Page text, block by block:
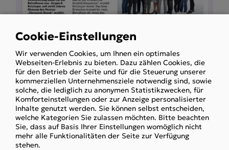
LongCovid chronisch krank +3
Unterstützung bei Long Covid:
Nachrichtenbeiträge zu unser
ARAG-Kooperation
Use
of
personal
data
and
cookies
Cookie-Einstellungen
Wir verwenden Cookies, um Ihnen ein optimales
Webseiten-Erlebnis zu bieten. Dazu zählen Cookies, die
für den Betrieb der Seite und für die Steuerung unserer
kommerziellen Unternehmensziele notwendig sind, sowie
solche, die lediglich zu anonymen Statistikzwecken, für
Komforteinstellungen oder zur Anzeige personalisierter
Inhalte genutzt werden. Sie können selbst entscheiden,
welche Kategorien Sie zulassen möchten. Bitte beachten
Sie, dass auf Basis Ihrer Einstellungen womöglich nicht
mehr alle Funktionalitäten der Seite zur Verfügung
stehen.